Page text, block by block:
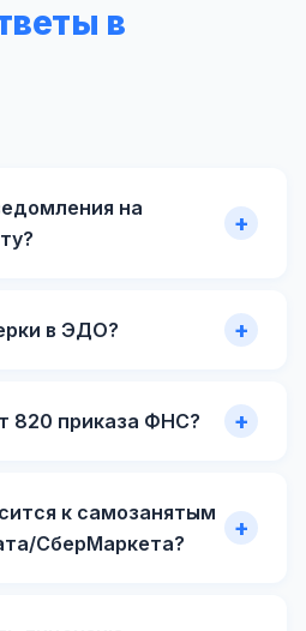
в
на
в ЭДО?
820 приказа ФНС?
к самозанятым
СберМаркета?